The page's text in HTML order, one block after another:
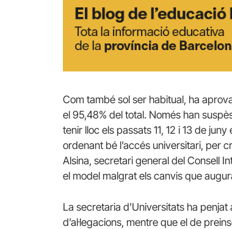
Com també sol ser habitual, ha
el 95,48% del total. Només han
tenir lloc els passats 11, 12 i 13 de
ordenant bé l’accés universitari, per
Alsina, secretari general del Consell
el model malgrat els canvis que
La secretaria d’Universitats ha penjat
d’al·legacions, mentre que el de